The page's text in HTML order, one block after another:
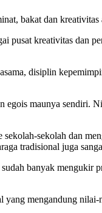
bakat dan
pusat kreativitas dan
disiplin
egois maunya sendiri.
sekolah dan
tradisional juga
banyak mengukir
yang mengandung